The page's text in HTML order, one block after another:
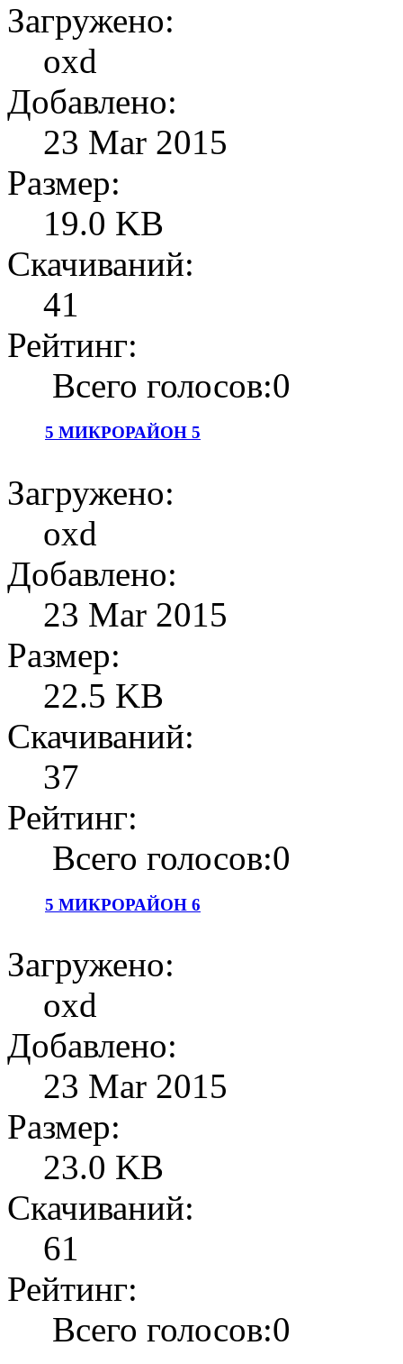
Загружено:
oxd
Добавлено:
23 Mar 2015
Размер:
19.0 KB
Скачиваний:
41
Рейтинг:
Всего голосов:0
5 МИКРОРАЙОН 5
Загружено:
oxd
Добавлено:
23 Mar 2015
Размер:
22.5 KB
Скачиваний:
37
Рейтинг:
Всего голосов:0
5 МИКРОРАЙОН 6
Загружено:
oxd
Добавлено:
23 Mar 2015
Размер:
23.0 KB
Скачиваний:
61
Рейтинг:
Всего голосов:0